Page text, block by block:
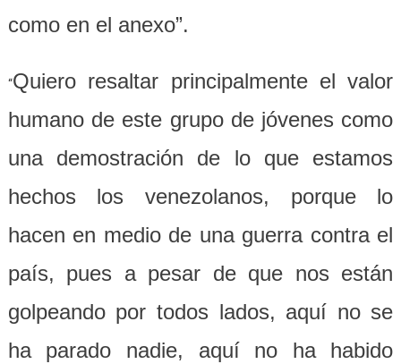
como en el anexo”.
“Quiero resaltar principalmente el valor
humano de este grupo de jóvenes como
una demostración de lo que estamos
hechos los venezolanos, porque lo
hacen en medio de una guerra contra el
país, pues a pesar de que nos están
golpeando por todos lados, aquí no se
ha parado nadie, aquí no ha habido